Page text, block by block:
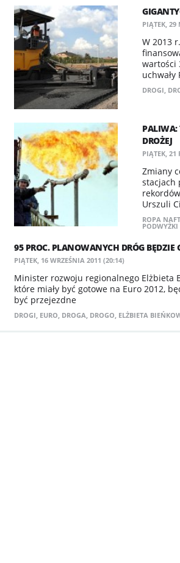
PIĄTEK, 29
W 2013
wartości
DROGI,
PALIWA:
DROŻEJ
PIĄTEK, 21
Zmiany
stacjach
Urszuli
ROPA
PODWYŻKI
95 PROC. PLANOWANYCH DRÓG BĘDZIE
PIĄTEK, 16 WRZEŚNIA 2011 (20:14)
Minister rozwoju regionalnego Elżbieta
które miały być gotowe na Euro 2012,
być przejezdne
DROGI, EURO, DROGA, DROGO, ELŻBIETA